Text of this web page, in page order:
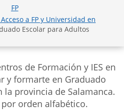
FP
a FP y Universidad en
Escolar para Adultos
de Formación y IES en
y formarte en Graduado
la provincia de Salamanca.
orden alfabético.